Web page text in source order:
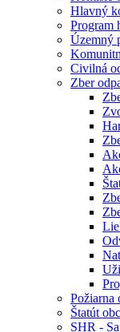
Hlavný
Program
Územný
Civilná
Zber
Požiarna
Štatút
SHR -